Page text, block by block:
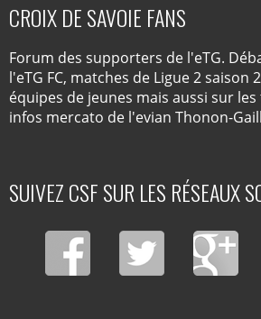
CROIX DE SAVOIE FANS
Forum des supporters de l'eTG.
l'eTG FC, matches de Ligue 2 saison
équipes de jeunes mais aussi sur
infos mercato de l'evian Thonon-
SUIVEZ CSF SUR LES RÉSEAUX